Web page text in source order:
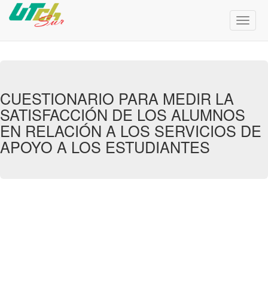
Menú
de
CUESTIONARIO PARA MEDIR LA
SATISFACCIÓN DE LOS ALUMNOS
EN RELACIÓN A LOS SERVICIOS DE
APOYO A LOS ESTUDIANTES